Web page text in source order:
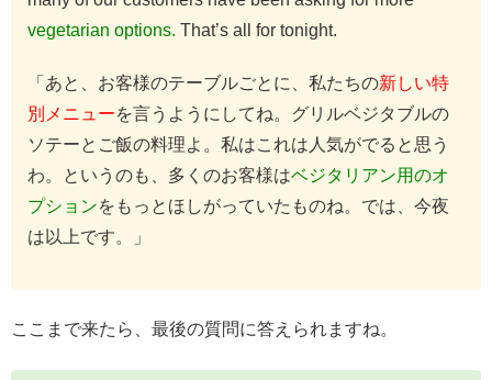
vegetarian options. That’s all for tonight.
「あと、お客様のテーブルごとに、私たちの新しい特
別メニューを言うようにしてね。グリルベジタブルの
ソテーとご飯の料理よ。私はこれは人気がでると思う
わ。というのも、多くのお客様はベジタリアン用のオ
プションをもっとほしがっていたものね。では、今夜
は以上です。」
ここまで来たら、最後の質問に答えられますね。